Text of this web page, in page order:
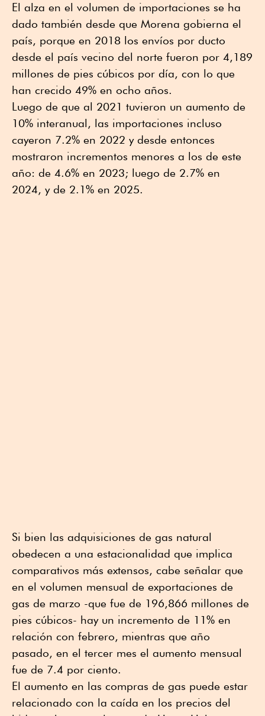
El alza en el volumen de importaciones se ha
dado también desde que Morena gobierna el
país, porque en 2018 los envíos por ducto
desde el país vecino del norte fueron por 4,189
millones de pies cúbicos por día, con lo que
han crecido 49% en ocho años.
Luego de que al 2021 tuvieron un aumento de
10% interanual, las importaciones incluso
cayeron 7.2% en 2022 y desde entonces
mostraron incrementos menores a los de este
año: de 4.6% en 2023; luego de 2.7% en
2024, y de 2.1% en 2025.
Si bien las adquisiciones de gas natural
obedecen a una estacionalidad que implica
comparativos más extensos, cabe señalar que
en el volumen mensual de exportaciones de
gas de marzo -que fue de 196,866 millones de
pies cúbicos- hay un incremento de 11% en
relación con febrero, mientras que año
pasado, en el tercer mes el aumento mensual
fue de 7.4 por ciento.
El aumento en las compras de gas puede estar
relacionado con la caída en los precios del